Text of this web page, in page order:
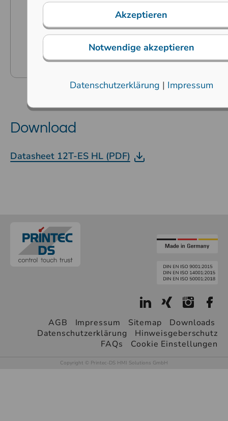
Kundenspezifische Anpassungen auf
Auch mit 13-mm-Tastenkappen
Download
Datasheet 12T-ES HL (PDF)
AGB Impressum Sitemap
Downloads
Datenschutzerklärung
Hinweisgeberschutz
FAQs
Cookie Einstellungen
Copyright © Printec-DS HMI Solutions GmbH
Akzeptieren
Notwendige akzeptieren
Datenschutzerklärung | Impressum